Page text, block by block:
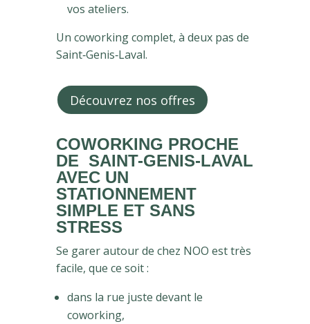
vos ateliers.
Un coworking complet, à deux pas de
Saint‑Genis‑Laval.
Découvrez nos offres
COWORKING PROCHE
DE SAINT-GENIS-LAVAL
AVEC UN
STATIONNEMENT
SIMPLE ET SANS
STRESS
Se garer autour de chez NOO est très
facile, que ce soit :
dans la rue juste devant le
coworking,